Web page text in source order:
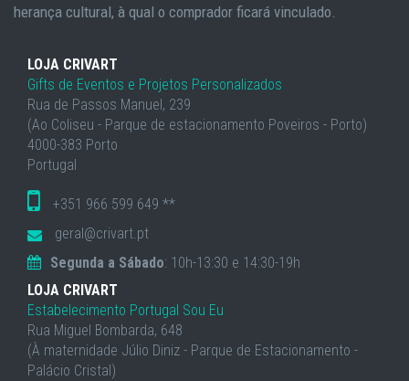
herança cultural, à qual o comprador ficará vinculado.
LOJA CRIVART
Gifts de Eventos e Projetos Personalizados
Rua de Passos Manuel, 239
(Ao Coliseu - Parque de estacionamento Poveiros - Porto)
4000-383 Porto
Portugal
+351 966 599 649 **
geral@crivart.pt
Segunda a Sábado: 10h-13:30 e 14:30-19h
LOJA CRIVART
Estabelecimento Portugal Sou Eu
Rua Miguel Bombarda, 648
(À maternidade Júlio Diniz - Parque de Estacionamento -
Palácio Cristal)